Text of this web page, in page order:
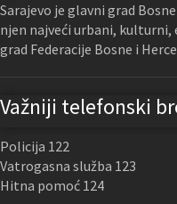
Sarajevo je glavni grad
njen najveći urbani,
grad Federacije Bosne i
Važniji telefonski
Policija 122
Vatrogasna služba 123
Hitna pomoć 124